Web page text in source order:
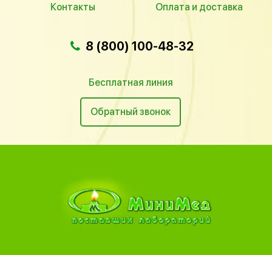
Контакты Оплата и доставка
8 (800) 100-48-32
Бесплатная линия
Обратный звонок